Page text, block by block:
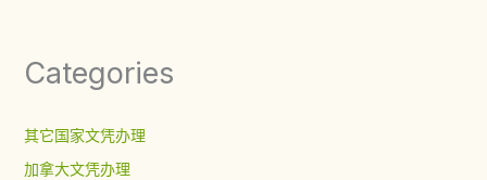
Categories
其它国家文凭办理
加拿大文凭办理